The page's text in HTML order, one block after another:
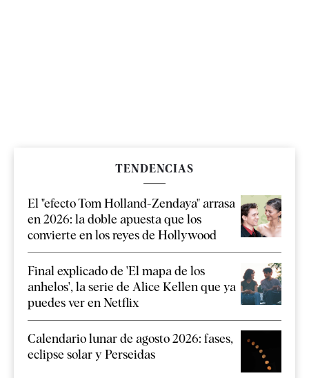
TENDENCIAS
El "efecto Tom Holland-Zendaya" arrasa
en 2026: la doble apuesta que los
convierte en los reyes de Hollywood
Final explicado de 'El mapa de los
anhelos', la serie de Alice Kellen que ya
puedes ver en Netflix
Calendario lunar de agosto 2026: fases,
eclipse solar y Perseidas